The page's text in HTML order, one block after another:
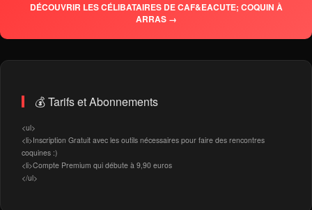
DÉCOUVRIR LES CÉLIBATAIRES DE CAF&EACUTE; COQUIN À
ARRAS →
💰 Tarifs et Abonnements
<ul>
<li>Inscription Gratuit avec les outils nécessaires pour faire des rencontres
coquines :)
<li>Compte Premium qui débute à 9,90 euros
</ul>